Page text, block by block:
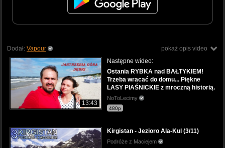
pokaż opis video
Dodał: Vapour
13:43
Następne wideo:
Ostania RYBKA nad BAŁTYKIEM!
Trzeba wracać do domu... Piękne
LASY PIAŚNICKIE z mroczną historią.
NoToLecimy
480p
Kirgistan - Jezioro Ala-Kul (3/11)
Podróże z Maciejem